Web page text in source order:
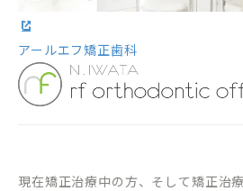
アールエフ矯正歯科
現在矯正治療中の方、そして矯正治